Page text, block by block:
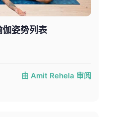
伽姿势列表
由 Amit Rehela 审阅